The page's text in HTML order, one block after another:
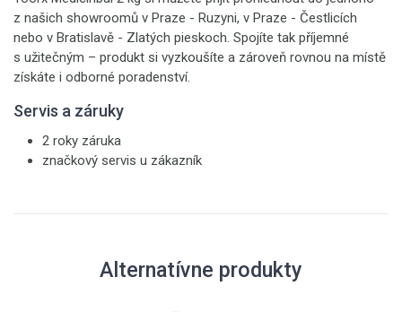
z našich showroomů v Praze - Ruzyni, v Praze - Čestlicích
nebo v Bratislavě - Zlatých pieskoch. Spojíte tak příjemné
s užitečným – produkt si vyzkoušíte a zároveň rovnou na místě
získáte i odborné poradenství.
Servis a záruky
2 roky záruka
značkový servis u zákazník
Alternatívne produkty